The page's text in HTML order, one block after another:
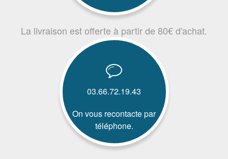
La livraison est offerte à partir de 80€ d'achat.
03.66.72.19.43
On vous recontacte par
téléphone.